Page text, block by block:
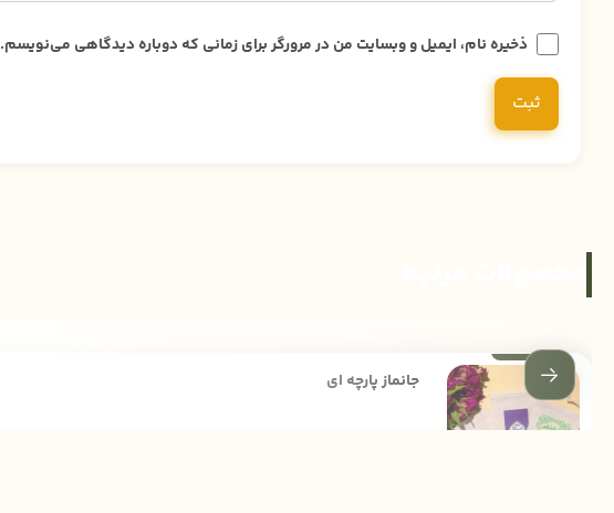
ذخیره نام، ایمیل و وبسایت من در مرورگر برای زمانی که دوباره دیدگاهی می‌نویسم.
جانماز پارچه ای